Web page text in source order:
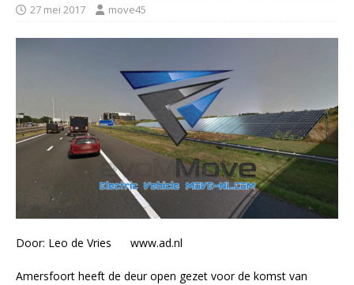
27 mei 2017 move45
Door: Leo de Vries www.ad.nl
Amersfoort heeft de deur open gezet voor de komst van